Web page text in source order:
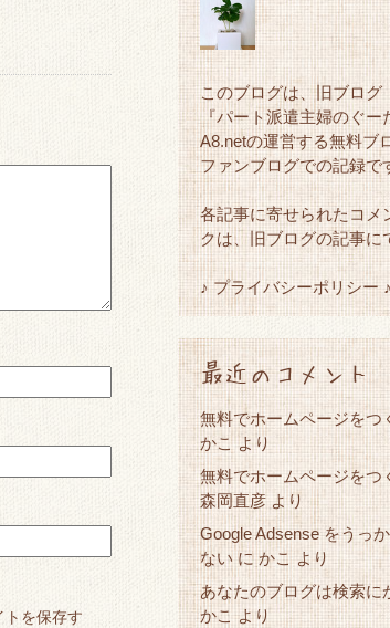
トを保存す
このブログは、旧ブログ
『パート派遣主婦のぐー
A8.netの運営する無料ブ
ファンブログでの記録で
各記事に寄せられたコメ
クは、旧ブログの記事に
♪ プライバシーポリシー ♪
最近のコメント
無料でホームページをつ
かこより
無料でホームページをつ
森岡直彦 より
Google Adsense をうっ
ない に かこ より
あなたのブログは検索に
かこ より